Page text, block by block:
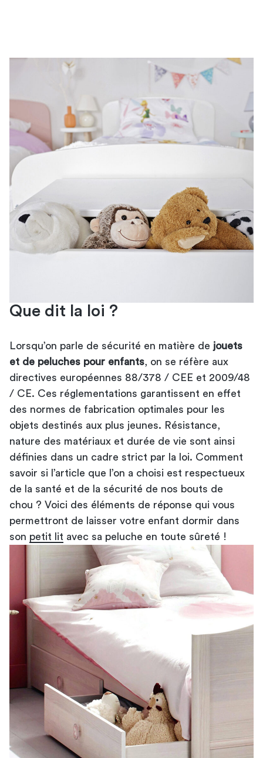
Que dit la loi ?
Lorsqu’on parle de sécurité en matière de jouets
et de peluches pour enfants , on se réfère aux
directives européennes 88/378 / CEE et 2009/48
/ CE. Ces réglementations garantissent en effet
des normes de fabrication optimales pour les
objets destinés aux plus jeunes. Résistance,
nature des matériaux et durée de vie sont ainsi
définies dans un cadre strict par la loi. Comment
savoir si l’article que l’on a choisi est respectueux
de la santé et de la sécurité de nos bouts de
chou ? Voici des éléments de réponse qui vous
permettront de laisser votre enfant dormir dans
son petit lit avec sa peluche en toute sûreté !